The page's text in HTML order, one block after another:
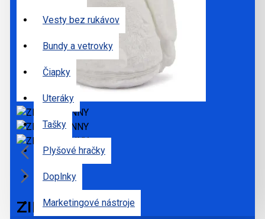
Vesty bez rukávov
Bundy a vetrovky
Čiapky
Uteráky
Tašky
Plyšové hračky
Doplnky
Marketingové nástroje
ZIPPIE BUNNY